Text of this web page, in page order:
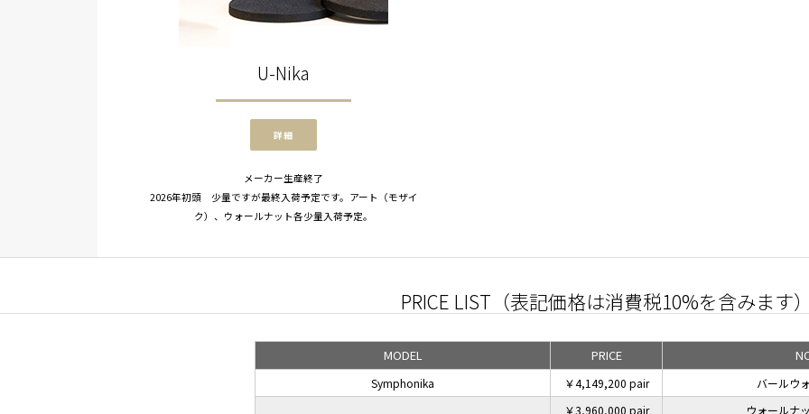
U-Nika
詳細
メーカー生産終了
2026年初頭 少量ですが最終入荷予定です。アート（モザイ
ク）、ウォールナット各少量入荷予定。
PRICE LIST（表記価格は消費税10%を含みます）
MODEL PRICE
Symphonika ￥4,149,200 pair
バールウ
￥3,960,000 pair
ウォールナ